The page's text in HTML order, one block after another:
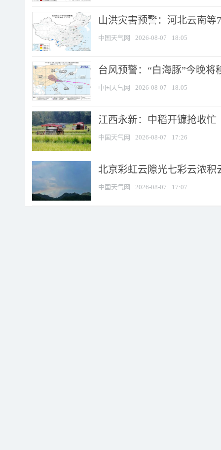
山洪灾害预警：河北云南
中国天气网 2026-08-07 18:05
台风预警：“白海豚”今晚将
中国天气网 2026-08-07 18:05
江西永新：中稻开镰抢收忙
中国天气网 2026-08-07 17:26
北京彩虹云隙光七彩云浓积
中国天气网 2026-08-07 17:07